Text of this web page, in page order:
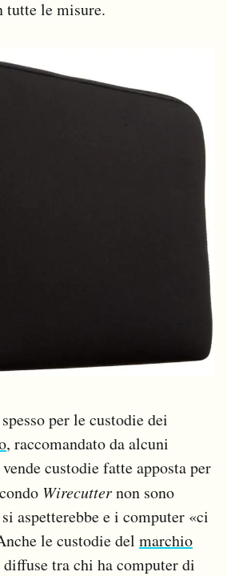
le misure.
per le custodie dei
, raccomandato da alcuni
custodie fatte apposta per
Wirecutternon sono
aspetterebbe e i computer «ci
le custodie del marchio
tra chi ha computer di